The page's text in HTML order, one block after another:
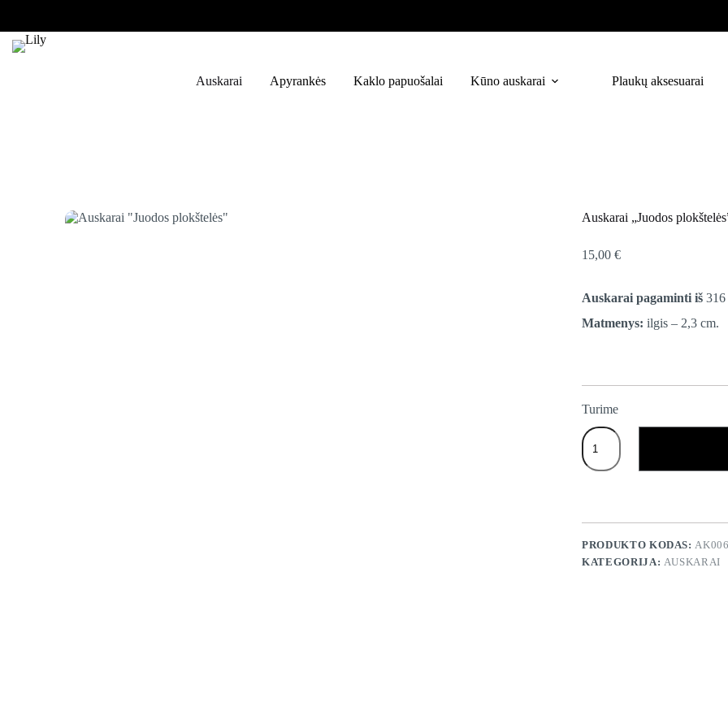
content
Auskarai Apyrankės Kaklo papuošalai Kūno auskarai Plaukų aksesuarai
Auskarai „Juodos
15,00€
Auskarai pagaminti iš
Matmenys: ilgis – 2,3 cm.
Turime
produkto
kiekis:
Auskarai
"Juodos
PRODUKTO KODAS:
KATEGORIJA: AUSKARAI